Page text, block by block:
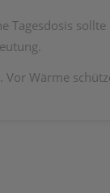
Tagesdosis
Wärme